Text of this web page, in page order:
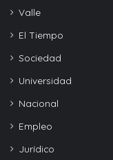
Valle
El Tiempo
Sociedad
Universidad
Nacional
Empleo
Jurídico